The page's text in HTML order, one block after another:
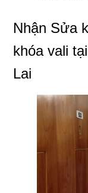
Nhận Sửa
khóa vali
Lai